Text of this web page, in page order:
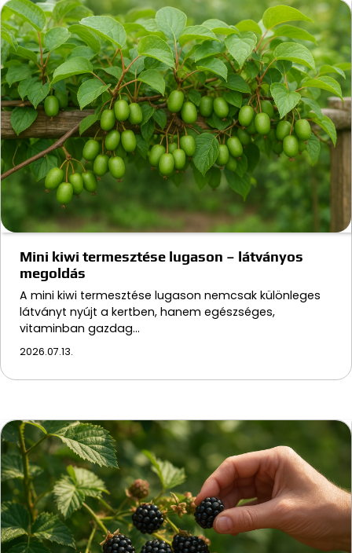
Mini kiwi termesztése lugason – látványos
megoldás
A mini kiwi termesztése lugason nemcsak különleges
látványt nyújt a kertben, hanem egészséges,
vitaminban gazdag…
2026.07.13.